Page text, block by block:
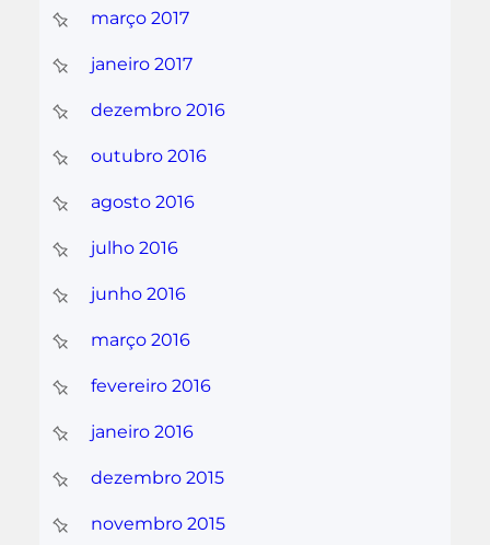
março 2017
janeiro 2017
dezembro 2016
outubro 2016
agosto 2016
julho 2016
junho 2016
março 2016
fevereiro 2016
janeiro 2016
dezembro 2015
novembro 2015